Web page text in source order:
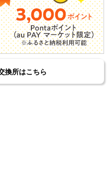
換所はこちら